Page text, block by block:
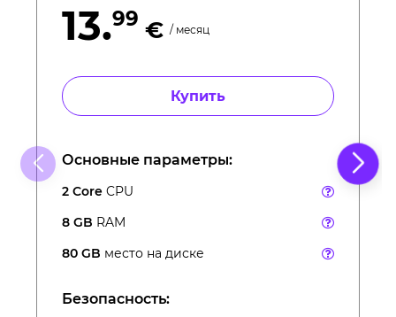
13.99 €/ месяц
Купить
Основные параметры:
2 Core CPU
8 GB RAM
80 GB место на диске
Безопасность: